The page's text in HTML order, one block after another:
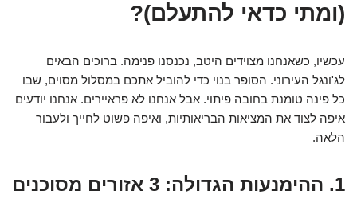
(ומתי כדאי להתעלם)?
עכשיו, כשאנחנו מצוידים היטב, נכנסנו פנימה. ברוכים הבאים
לג'ונגל העירוני. הסופר בנוי כדי להוביל אתכם במסלול מסוים, שבו
כל פינה טומנת בחובה פיתוי. אבל אנחנו לא פראיירים. אנחנו יודעים
איפה לצוד את המציאות הבריאותיות, ואיפה פשוט לחייך ולעבור
הלאה.
1. ההימנעות הגדולה: 3 אזורים מסוכנים